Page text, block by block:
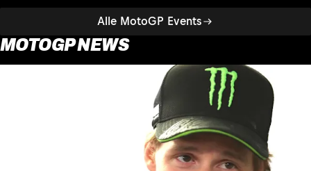
Alle MotoGP Events
MOTOGP NEWS